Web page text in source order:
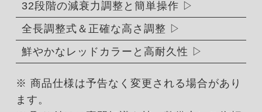
32段階の減衰力調整と簡単操作
全長調整式＆正確な高さ調整
鮮やかなレッドカラーと高耐久性
※ 商品仕様は予告なく変更される場合があり
ます。